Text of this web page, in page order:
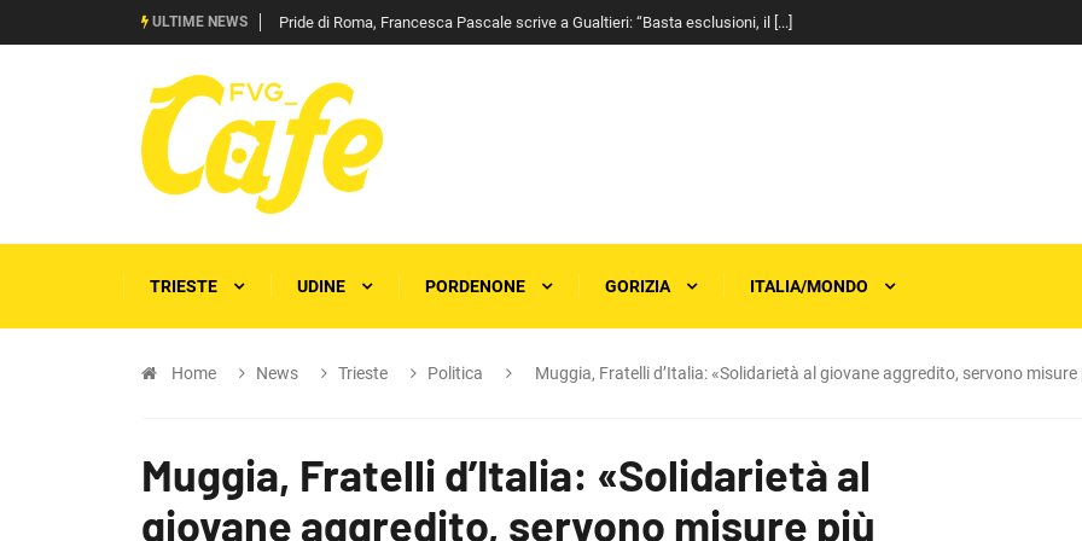
ULTIME NEWS Pride di Roma, Francesca Pascale scrive a Gualtieri: “Basta esclusioni, il [...]
TRIESTE UDINE PORDENONE GORIZIA ITALIA/MONDO
Home News Trieste Politica Muggia, Fratelli d’Italia: «Solidarietà al giovane aggredito, servono misure
Muggia, Fratelli d’Italia: «Solidarietà al
giovane aggredito, servono misure più